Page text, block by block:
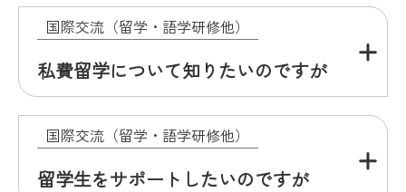
国際交流（留学・語学研修他）
私費留学について知りたいのですが
国際交流（留学・語学研修他）
留学生をサポートしたいのですが